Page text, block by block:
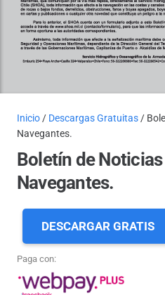
Inicio / Descargas Gratuitas /
Navegantes.
Boletín de
Navegantes.
DESCARGAR GRATIS
Paga con: